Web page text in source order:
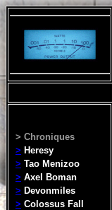
> Chroniques
> Heresy
> Tao Menizoo
> Axel Boman
> Devonmiles
> Colossus Fall